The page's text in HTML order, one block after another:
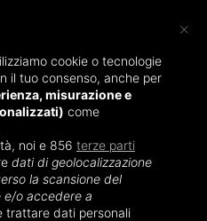
×
cookie o tecnologie
il tuo consenso, anche per
misurazione e
come
noi e 856 terze parti
dati di geolocalizzazione
la scansione del
e/o accedere a
trattare dati personali
veloce
veloce